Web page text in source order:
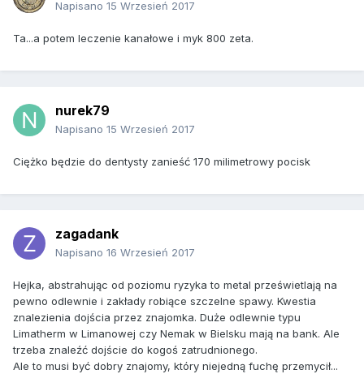
Napisano 15 Wrzesień 2017
Ta...a potem leczenie kanałowe i myk 800 zeta.
nurek79
Napisano 15 Wrzesień 2017
Ciężko będzie do dentysty zanieść 170 milimetrowy pocisk
zagadank
Napisano 16 Wrzesień 2017
Hejka, abstrahując od poziomu ryzyka to metal prześwietlają na
pewno odlewnie i zakłady robiące szczelne spawy. Kwestia
znalezienia dojścia przez znajomka. Duże odlewnie typu
Limatherm w Limanowej czy Nemak w Bielsku mają na bank. Ale
trzeba znaleźć dojście do kogoś zatrudnionego.
Ale to musi być dobry znajomy, który niejedną fuchę przemycił...